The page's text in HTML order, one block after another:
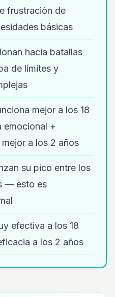
frustración de
básicas
hacia batallas
de límites y
mejor a los 18
emocional +
a los 2 años
su pico entre los
— esto es
efectiva a los 18
a los 2 años